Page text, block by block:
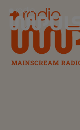
Radio Impuls